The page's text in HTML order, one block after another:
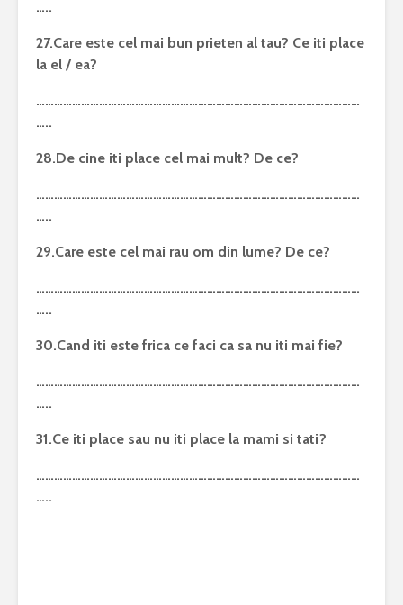
…..
27.Care este cel mai bun prieten al tau? Ce iti place
la el / ea?
………………………………………………………………………………………………
…..
28.De cine iti place cel mai mult? De ce?
………………………………………………………………………………………………
…..
29.Care este cel mai rau om din lume? De ce?
………………………………………………………………………………………………
…..
30.Cand iti este frica ce faci ca sa nu iti mai fie?
………………………………………………………………………………………………
…..
31.Ce iti place sau nu iti place la mami si tati?
………………………………………………………………………………………………
…..